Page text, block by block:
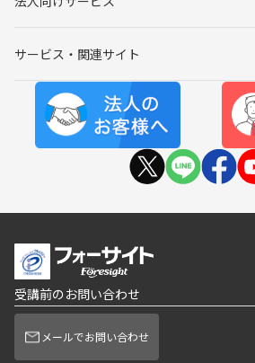
サービス・関連サイト
受講前のお問い合わせ
メールでお問い合わせ